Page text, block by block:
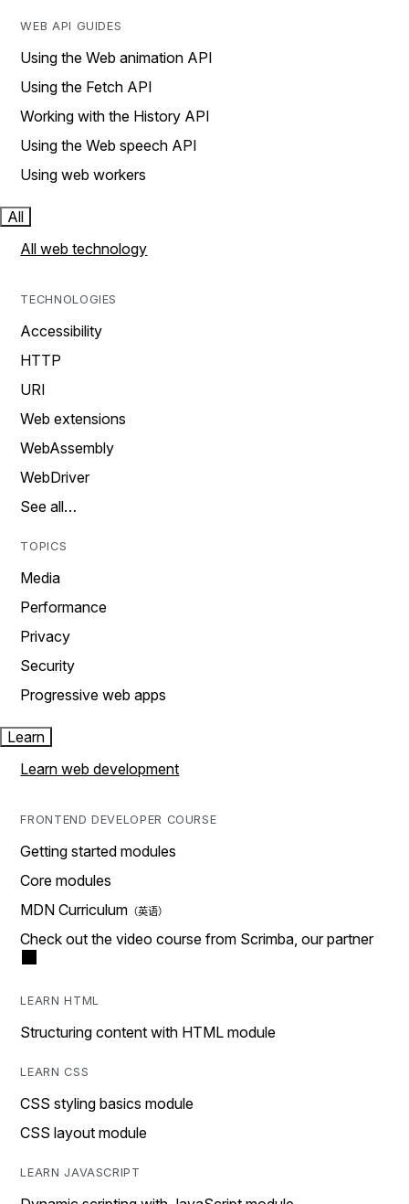
WEB API GUIDES
Using the Web animation API
Using the Fetch API
Working with the History API
Using the Web speech API
Using web workers
All
All web technology
TECHNOLOGIES
Accessibility
HTTP
URI
Web extensions
WebAssembly
WebDriver
See all…
TOPICS
Media
Performance
Privacy
Security
Progressive web apps
Learn
Learn web development
FRONTEND DEVELOPER COURSE
Getting started modules
Core modules
MDN Curriculum
Check out the video course from Scrimba, our partner
LEARN HTML
Structuring content with HTML module
LEARN CSS
CSS styling basics module
CSS layout module
LEARN JAVASCRIPT